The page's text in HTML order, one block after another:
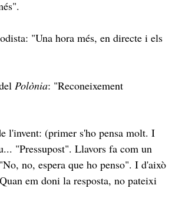
"Una hora més, en directe i els
Polònia: "Reconeixement
l'invent: (primer s'ho pensa molt. I
"Pressupost". Llavors fa com un
no, espera que ho penso". I d'això
em doni la resposta, no pateixi